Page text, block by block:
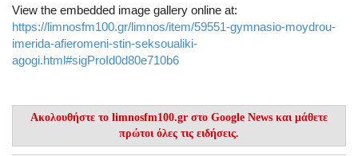
View the embedded image gallery online at:
https://limnosfm100.gr/limnos/item/59551-gymnasio-moydrou-
imerida-afieromeni-stin-seksoualiki-
agogi.html#sigProId0d80e710b6
Ακολουθήστε το limnosfm100.gr στο Google News και μάθετε
πρώτοι όλες τις ειδήσεις.